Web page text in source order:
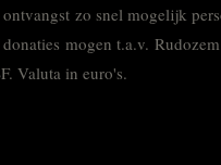
zo snel mogelijk
mogen t.a.v.
Valuta in euro's.